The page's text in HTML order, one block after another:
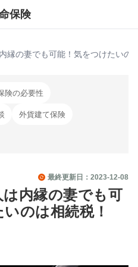
保険
縁の妻でも可能！気をつけたいの
険の必要性
外貨建て保険
最終更新日： 2023-12-08
内縁の妻でも可
のは相続税！